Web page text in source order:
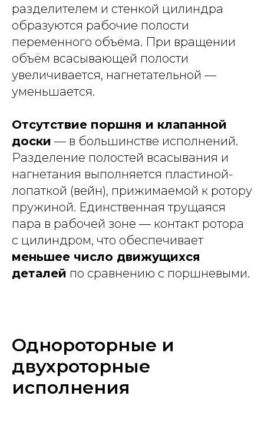
разделителем и стенкой цилиндра
образуются рабочие полости
переменного объёма. При вращении
объём всасывающей полости
увеличивается, нагнетательной —
уменьшается.
Отсутствие поршня и клапанной
доски — в большинстве исполнений.
Разделение полостей всасывания и
нагнетания выполняется пластиной-
лопаткой (вейн), прижимаемой к ротору
пружиной. Единственная трущаяся
пара в рабочей зоне — контакт ротора
с цилиндром, что обеспечивает
меньшее число движущихся
деталей по сравнению с поршневыми.
Однороторные и
двухроторные
исполнения